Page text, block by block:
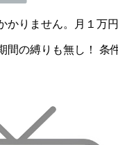
かりません。月１万
間の縛りも無し！ 条